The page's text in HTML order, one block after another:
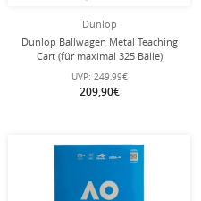
Dunlop
Dunlop Ballwagen Metal Teaching
Cart (für maximal 325 Bälle)
UVP: 249,99€
209,90€